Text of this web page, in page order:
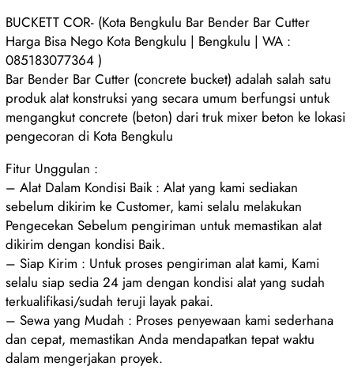
BUCKETT COR- (Kota Bengkulu Bar Bender Bar Cutter
Harga Bisa Nego Kota Bengkulu | Bengkulu | WA :
085183077364 )
Bar Bender Bar Cutter (concrete bucket) adalah salah satu
produk alat konstruksi yang secara umum berfungsi untuk
mengangkut concrete (beton) dari truk mixer beton ke lokasi
pengecoran di Kota Bengkulu
Fitur Unggulan :
– Alat Dalam Kondisi Baik : Alat yang kami sediakan
sebelum dikirim ke Customer, kami selalu melakukan
Pengecekan Sebelum pengiriman untuk memastikan alat
dikirim dengan kondisi Baik.
– Siap Kirim : Untuk proses pengiriman alat kami, Kami
selalu siap sedia 24 jam dengan kondisi alat yang sudah
terkualifikasi/sudah teruji layak pakai.
– Sewa yang Mudah : Proses penyewaan kami sederhana
dan cepat, memastikan Anda mendapatkan tepat waktu
dalam mengerjakan proyek.